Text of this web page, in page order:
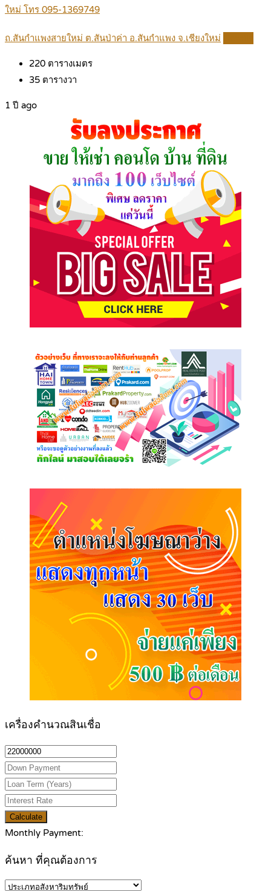
ใหม่ โทร 095-1369749
ถ.สันกำแพงสายใหม่ ต.สันป่าค่า อ.สันกำแพง จ.เชียงใหม่
220 ตารางเมตร
35 ตารางวา
1 ปี ago
เครื่องคำนวณสินเชื่อ
Calculate
Monthly Payment:
ค้นหา ที่คุณต้องการ